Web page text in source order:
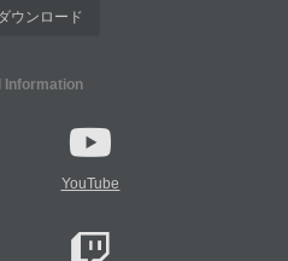
ウンロード
Information
YouTube